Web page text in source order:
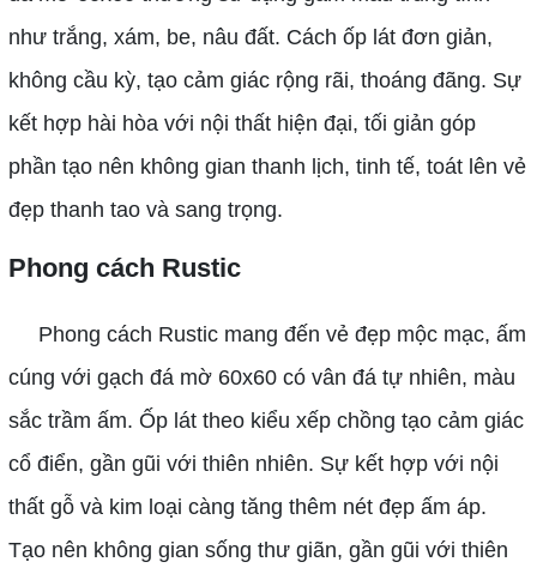
như trắng, xám, be, nâu đất. Cách ốp lát đơn giản,
không cầu kỳ, tạo cảm giác rộng rãi, thoáng đãng. Sự
kết hợp hài hòa với nội thất hiện đại, tối giản góp
phần tạo nên không gian thanh lịch, tinh tế, toát lên vẻ
đẹp thanh tao và sang trọng.
Phong cách Rustic
Phong cách Rustic mang đến vẻ đẹp mộc mạc, ấm
cúng với gạch đá mờ 60x60 có vân đá tự nhiên, màu
sắc trầm ấm. Ốp lát theo kiểu xếp chồng tạo cảm giác
cổ điển, gần gũi với thiên nhiên. Sự kết hợp với nội
thất gỗ và kim loại càng tăng thêm nét đẹp ấm áp.
Tạo nên không gian sống thư giãn, gần gũi với thiên